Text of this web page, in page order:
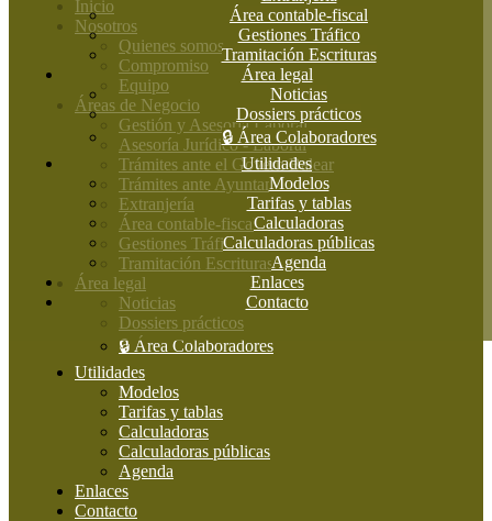
Área contable-fiscal
Gestiones Tráfico
Tramitación Escrituras
Área legal
Noticias
Dossiers prácticos
🔒 Área Colaboradores
Utilidades
Modelos
Tarifas y tablas
Calculadoras
Calculadoras públicas
Agenda
Enlaces
Contacto
Inicio
Nosotros
Quienes somos
Compromiso
Equipo
Áreas de Negocio
Gestión y Asesoría Laboral
Asesoría Jurídico - Laboral
Trámites ante el Govern Balear
Trámites ante Ayuntamientos
Extranjería
Área contable-fiscal
Gestiones Tráfico
Tramitación Escrituras
Área legal
Noticias
Dossiers prácticos
🔒 Área Colaboradores
Utilidades
Modelos
Tarifas y tablas
Calculadoras
Calculadoras públicas
Agenda
Enlaces
Contacto